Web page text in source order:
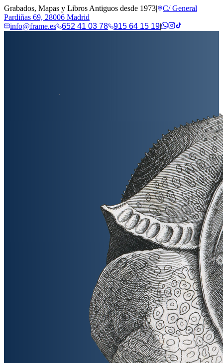
Grabados, Mapas y Libros Antiguos desde 1973|
C/ General
Pardiñas 69, 28006 Madrid
info@frame.es
652 41 03 78 915 64 15 19|